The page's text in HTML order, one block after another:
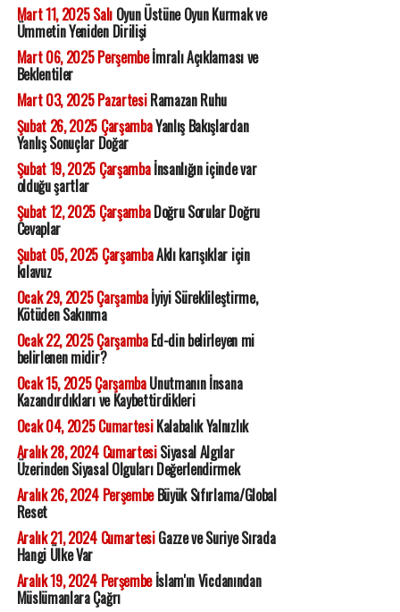
Mart 11, 2025 SalıOyun Üstüne Oyun Kurmak ve
Ümmetin Yeniden Dirilişi
Mart 06, 2025 Perşembeİmralı Açıklaması ve
Beklentiler
Mart 03, 2025 PazartesiRamazan Ruhu
Şubat 26, 2025 ÇarşambaYanlış Bakışlardan
Yanlış Sonuçlar Doğar
Şubat 19, 2025 Çarşambaİnsanlığın içinde var
olduğu şartlar
Şubat 12, 2025 ÇarşambaDoğru Sorular Doğru
Cevaplar
Şubat 05, 2025 ÇarşambaAklı karışıklar için
kılavuz
Ocak 29, 2025 Çarşambaİyiyi Süreklileştirme,
Kötüden Sakınma
Ocak 22, 2025 ÇarşambaEd-din belirleyen mi
belirlenen midir?
Ocak 15, 2025 ÇarşambaUnutmanın İnsana
Kazandırdıkları ve Kaybettirdikleri
Ocak 04, 2025 CumartesiKalabalık Yalnızlık
Aralık 28, 2024 CumartesiSiyasal Algılar
Üzerinden Siyasal Olguları Değerlendirmek
Aralık 26, 2024 PerşembeBüyük Sıfırlama/Global
Reset
Aralık 21, 2024 CumartesiGazze ve Suriye Sırada
Hangi Ülke Var
Aralık 19, 2024 Perşembeİslam'ın Vicdanından
Müslümanlara Çağrı